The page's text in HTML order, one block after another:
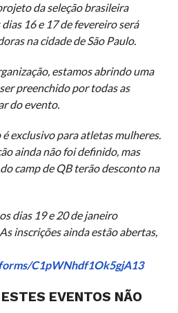
da seleção brasileira
16 e 17 de fevereiro será
na cidade de São Paulo.
estamos abrindo uma
preenchido por todas as
do evento.
exclusivo para atletas mulheres.
ainda não foi definido, mas
camp de QB terão desconto na
dias 19 e 20 de janeiro
inscrições ainda estão abertas,
C1pWNhdf1Ok5gjA13
EVENTOS NÃO